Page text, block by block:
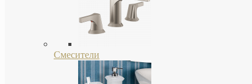
Смесители